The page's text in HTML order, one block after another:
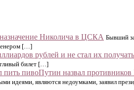
Николича в ЦСКА Бывший
[…]
рублей и не стал их получать
билет […]
Путин назвал
идеями, являются недоумками, заявил